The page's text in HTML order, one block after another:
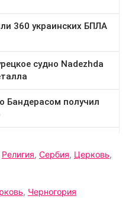
Религия, Сербия, Церковь,
, Черногория